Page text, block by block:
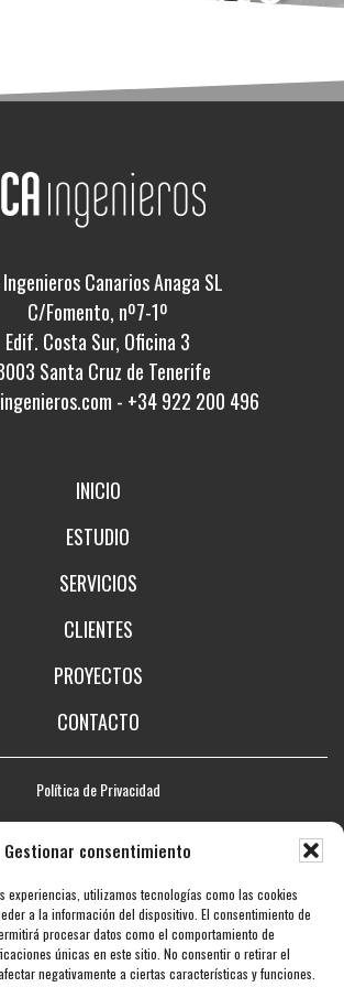
Gestionar consentimiento
experiencias, utilizamos tecnologías como las cookies
a la información del dispositivo. El consentimiento de
procesar datos como el comportamiento de
únicas en este sitio. No consentir o retirar el
negativamente a ciertas características y funciones.
Ingenieros Canarios Anaga SL
C/Fomento, nº7-1º
Edif. Costa Sur, Oficina 3
Santa Cruz de Tenerife
- +34 922 200 496
INICIO
ESTUDIO
SERVICIOS
CLIENTES
PROYECTOS
CONTACTO
Política de Privacidad
Aviso legal
Mapa web
Accesibilidad